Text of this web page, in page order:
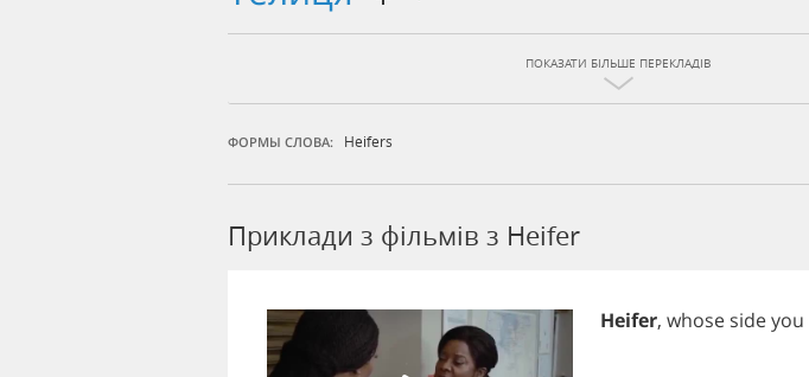
ПОКАЗАТИ БІЛЬШЕ ПЕРЕКЛАДІВ
ФОРМЫ СЛОВА: Heifers
Приклади з фільмів з Heifer
Heifer, whose sideyou